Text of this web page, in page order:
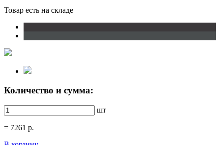
Товар есть на складе
Количество и сумма:
шт
= 7261 р.